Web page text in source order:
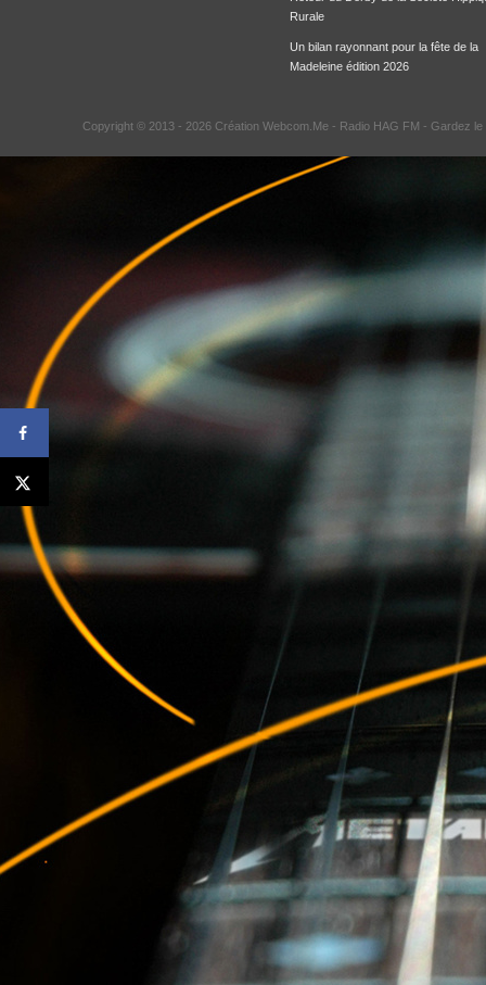
Rurale
Un bilan rayonnant pour la fête de la
Madeleine édition 2026
Copyright © 2013 - 2026 Création Webcom.Me - Radio HAG FM - Gardez le